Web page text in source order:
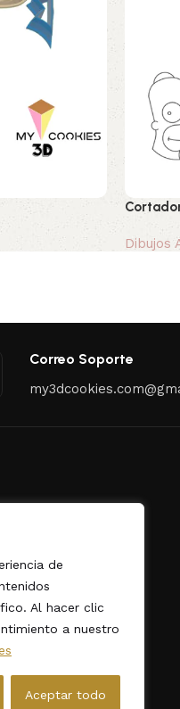
de
Al hacer clic
a nuestro
Aceptar todo
Dibujos
Correo Soporte
Repostería
Dibujos Animados